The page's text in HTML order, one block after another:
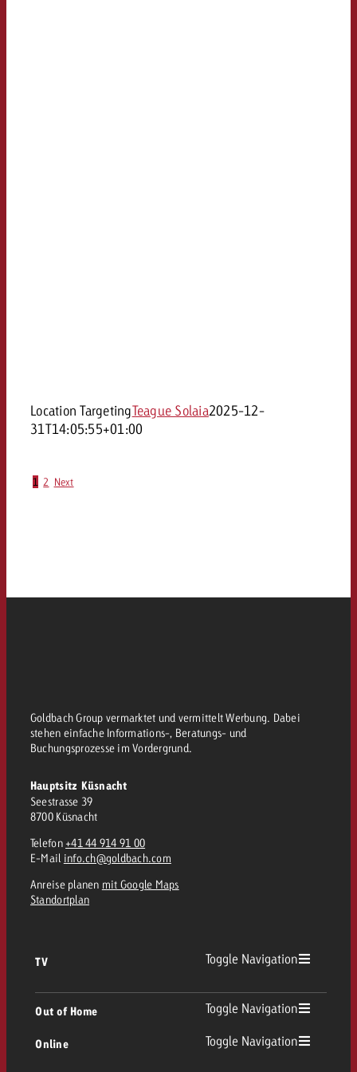
Location TargetingTeague Solaia2025-12-
31T14:05:55+01:00
1 2 Next
Goldbach Group vermarktet und vermittelt Werbung. Dabei
stehen einfache Informations-, Beratungs- und
Buchungsprozesse im Vordergrund.
Hauptsitz Küsnacht
Seestrasse 39
8700 Küsnacht
Telefon +41 44 914 91 00
E-Mail info.ch@goldbach.com
Anreise planen mit Google Maps
Standortplan
TV Toggle Navigation
Out of Home Toggle Navigation
Out of Home Übersicht
Online Toggle Navigation